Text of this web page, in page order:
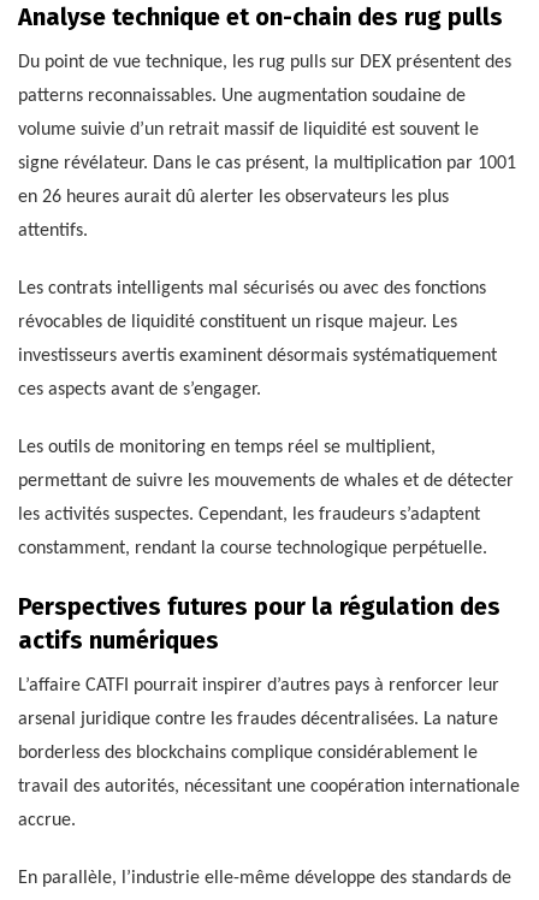
Analyse technique et on-chain des rug pulls
Du point de vue technique, les rug pulls sur DEX présentent des
patterns reconnaissables. Une augmentation soudaine de
volume suivie d’un retrait massif de liquidité est souvent le
signe révélateur. Dans le cas présent, la multiplication par 1001
en 26 heures aurait dû alerter les observateurs les plus
attentifs.
Les contrats intelligents mal sécurisés ou avec des fonctions
révocables de liquidité constituent un risque majeur. Les
investisseurs avertis examinent désormais systématiquement
ces aspects avant de s’engager.
Les outils de monitoring en temps réel se multiplient,
permettant de suivre les mouvements de whales et de détecter
les activités suspectes. Cependant, les fraudeurs s’adaptent
constamment, rendant la course technologique perpétuelle.
Perspectives futures pour la régulation des
actifs numériques
L’affaire CATFI pourrait inspirer d’autres pays à renforcer leur
arsenal juridique contre les fraudes décentralisées. La nature
borderless des blockchains complique considérablement le
travail des autorités, nécessitant une coopération internationale
accrue.
En parallèle, l’industrie elle-même développe des standards de